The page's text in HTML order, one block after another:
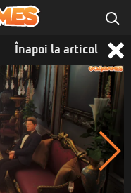
Înapoi la articol